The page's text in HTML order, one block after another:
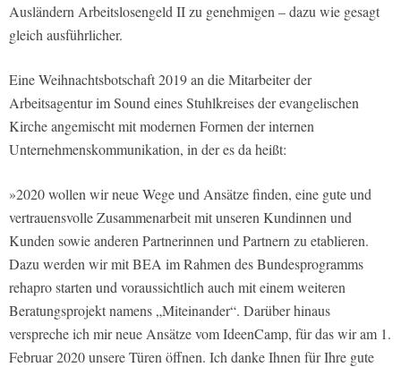
Ausländern Arbeitslosengeld II zu genehmigen – dazu wie gesagt
gleich ausführlicher.
Eine Weihnachtsbotschaft 2019 an die Mitarbeiter der
Arbeitsagentur im Sound eines Stuhlkreises der evangelischen
Kirche angemischt mit modernen Formen der internen
Unternehmenskommunikation, in der es da heißt:
»2020 wollen wir neue Wege und Ansätze finden, eine gute und
vertrauensvolle Zusammenarbeit mit unseren Kundinnen und
Kunden sowie anderen Partnerinnen und Partnern zu etablieren.
Dazu werden wir mit BEA im Rahmen des Bundesprogramms
rehapro starten und voraussichtlich auch mit einem weiteren
Beratungsprojekt namens „Miteinander“. Darüber hinaus
verspreche ich mir neue Ansätze vom IdeenCamp, für das wir am 1.
Februar 2020 unsere Türen öffnen. Ich danke Ihnen für Ihre gute